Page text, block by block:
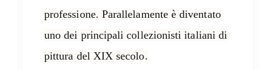
professione. Parallelamente è diventato
uno dei principali collezionisti italiani di
pittura del XIX secolo.